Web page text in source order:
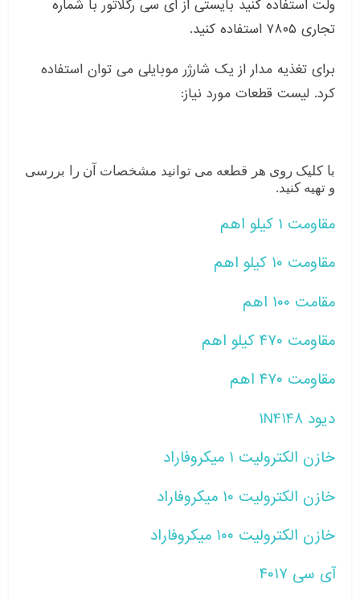
ولت استفاده کنید بایستی از آی سی رگلاتور با شماره
تجاری ۷۸۰۵ استفاده کنید.
برای تغذیه مدار از یک شارژر موبایلی می توان استفاده
کرد. لیست قطعات مورد نیاز:
با کلیک روی هر قطعه می توانید مشخصات آن را بررسی
و تهیه کنید.
مقاومت ۱ کیلو اهم
مقاومت ۱۰ کیلو اهم
مقامت ۱۰۰ اهم
مقاومت ۴۷۰ کیلو اهم
مقاومت ۴۷۰ اهم
دیود ۱N4148
خازن الکترولیت ۱ میکروفاراد
خازن الکترولیت ۱۰ میکروفاراد
خازن الکترولیت ۱۰۰ میکروفاراد
آی سی ۴۰۱۷